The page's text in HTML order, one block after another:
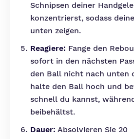
Schnipsen deiner
konzentrierst, sodass
unten zeigen.
Reagiere: Fange den
sofort in den nächsten
den Ball nicht nach unten
halte den Ball hoch und
schnell du kannst,
beibehältst.
Dauer: Absolvieren Sie 20